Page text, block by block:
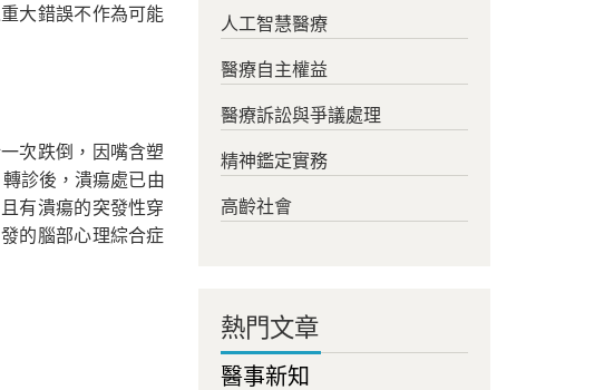
大錯誤不作為可能
次跌倒，因嘴含塑
診後，潰瘍處已由
有潰瘍的突發性穿
的腦部心理綜合症
人工智慧醫療
醫療自主權益
醫療訴訟與爭議處理
精神鑑定實務
高齡社會
熱門文章
醫事新知